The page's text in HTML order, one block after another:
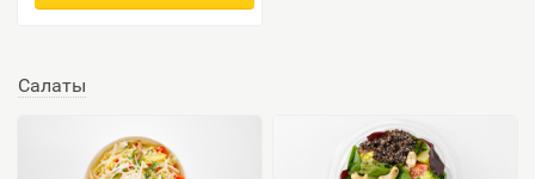
Салаты